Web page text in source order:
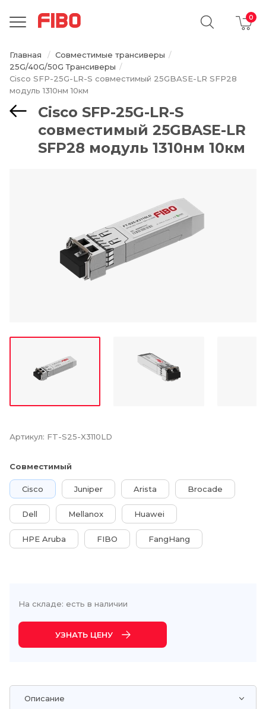
Главная
Совместимые трансиверы
25G/40G/50G Трансиверы
Cisco SFP-25G-LR-S совместимый 25GBASE-LR SFP28
модуль 1310нм 10км
Cisco SFP-25G-LR-S
совместимый 25GBASE-LR
SFP28 модуль 1310нм 10км
Артикул: FT-S25-X3110LD
Совместимый
Cisco Juniper Arista Brocade
Dell Mellanox Huawei
HPE Aruba FIBO FangHang
На складе: есть в наличии
УЗНАТЬ ЦЕНУ
Описание